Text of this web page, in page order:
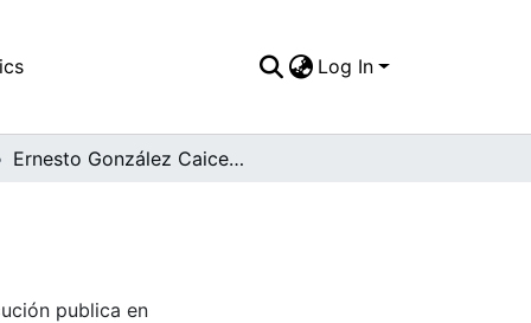
Log In
Ernesto González Caicedo, plaza plubica.
publica en